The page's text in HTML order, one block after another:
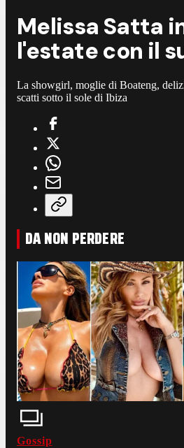
Melissa Satta
l'estate con il
La showgirl, moglie di Boateng,
scatti sotto il sole di Ibiza
DA NON PERDERE
Gossip